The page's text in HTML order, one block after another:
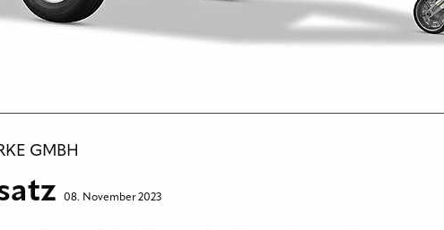
GMBH
08. November 2023